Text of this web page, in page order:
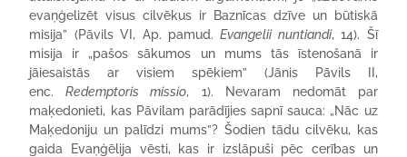
evaņģelizēt visus cilvēkus ir Baznīcas dzīve un būtiskā
misija” (Pāvils VI, Ap. pamud.Evangelii nuntiandi, 14). Šī
misija ir „pašos sākumos un mums tās īstenošanā ir
jāiesaistās ar visiem spēkiem” (Jānis Pāvils II,
enc.Redemptoris missio, 1). Nevaram nedomāt par
maķedonieti, kas Pāvilam parādījies sapnī sauca: „Nāc uz
Maķedoniju un palīdzi mums”? Šodien tādu cilvēku, kas
gaida Evaņģēlija vēsti, kas ir izslāpuši pēc cerības un